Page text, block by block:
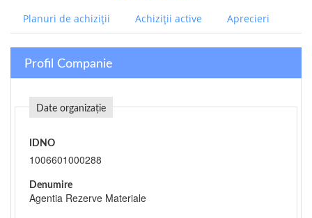
Planuri de achiziții Achiziții active Aprecieri
Profil Companie
Date organizație
IDNO
1006601000288
Denumire
Agentia Rezerve Materiale